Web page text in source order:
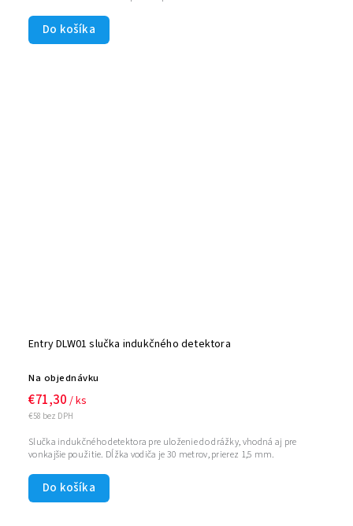
Do košíka
Entry DLW01 slučka indukčného detektora
Na objednávku
€58 bez DPH
€71,30 / ks
Do košíka
Slučka indukčného detektora pre uloženie do drážky, vhodná aj pre
vonkajšie použitie. Dĺžka vodiča je 30 metrov, prierez 1,5 mm.